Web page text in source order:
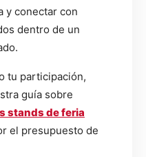
y conectar con
dentro de un
tu participación,
guía sobre
stands de feria
el presupuesto de